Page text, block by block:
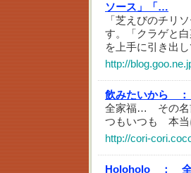
ソース」「…
「芝えびのチリ
す。「クラゲと
を上手に引き出し
http://
飲みたいから ：
全家福… その名
つもいつも 本
http://cori-
Holoholo ：